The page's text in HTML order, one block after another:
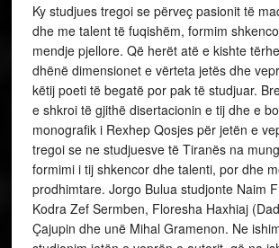
Ky studjues tregoi se përveç pasionit të
dhe me talent të fuqishëm, formim
mendje pjellore. Që herët atë e kishte
dhënë dimensionet e vërteta jetës dhe
këtij poeti të begatë por pak të studjuar.
e shkroi të gjithë disertacionin e tij dhe e
monografik i Rexhep Qosjes për jetën e
tregoi se ne studjuesve të Tiranës na
formimi i tij shkencor dhe talenti, por dhe
prodhimtare. Jorgo Bulua studjonte Naim
Kodra Zef Sermben, Floresha Haxhiaj
Çajupin dhe unë Mihal Gramenon. Ne